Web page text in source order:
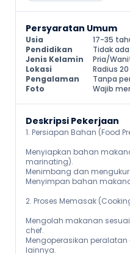
Persyaratan Umum
Usia
17-35
Pendidikan
Tidak
Jenis Kelamin
Pria/
Lokasi
Radius
Pengalaman
Tanpa
Foto
Wajib
Deskripsi Pekerjaan
1. Persiapan Bahan (Food
Menyiapkan bahan
marinating).
Menimbang dan
Menyimpan bahan
2. Proses Memasak
Mengolah makanan
chef.
Mengoperasikan peralatan
lainnya.